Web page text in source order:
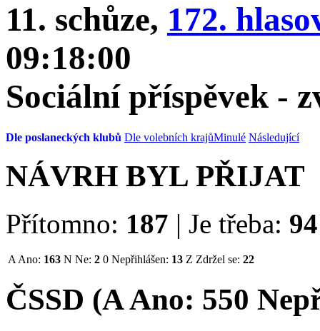
11. schůze, 172.
09:18:00
Sociální příspěvek -
Dle poslaneckých klubů Dle volebních krajůMinulé Následující
NÁVRH BYL PŘIJAT
Přítomno: 187 | Je třeba: 94
A Ano: 163 N Ne: 2 0 Nepřihlášen: 13 Z Zdržel se: 22
ČSSD (AAno: 550